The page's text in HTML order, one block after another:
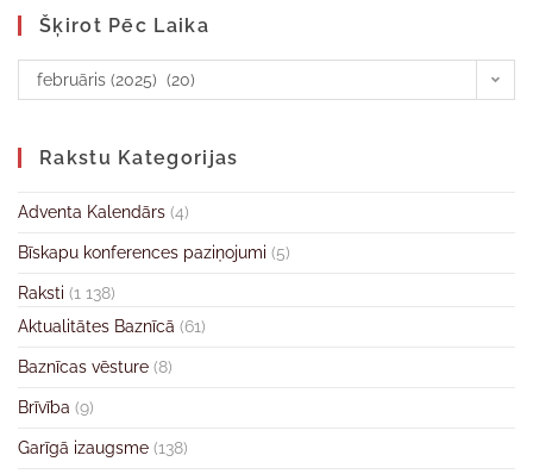
Šķirot Pēc Laika
februāris (2025) (20)
Rakstu Kategorijas
Adventa Kalendārs (4)
Bīskapu konferences paziņojumi (5)
Raksti (1 138)
Aktualitātes Baznīcā (61)
Baznīcas vēsture (8)
Brīvība (9)
Garīgā izaugsme (138)